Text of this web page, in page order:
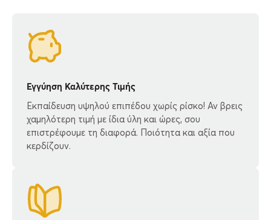
Εγγύηση Καλύτερης Τιμής
Εκπαίδευση υψηλού επιπέδου χωρίς ρίσκο! Αν βρεις
χαμηλότερη τιμή με ίδια ύλη και ώρες, σου
επιστρέφουμε τη διαφορά. Ποιότητα και αξία που
κερδίζουν.